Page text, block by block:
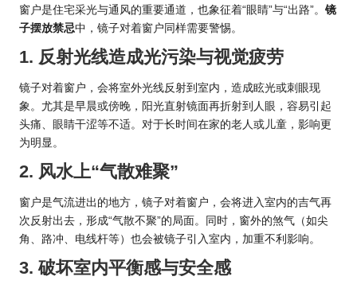
窗户是住宅采光与通风的重要通道，也象征着“眼睛”与“出路”。 镜
子摆放禁忌中，镜子对着窗户同样需要警惕。
1. 反射光线造成光污染与视觉疲劳
镜子对着窗户，会将室外光线反射到室内，造成眩光或刺眼现
象。尤其是早晨或傍晚，阳光直射镜面再折射到人眼，容易引起
头痛、眼睛干涩等不适。对于长时间在家的老人或儿童，影响更
为明显。
2. 风水上“气散难聚”
窗户是气流进出的地方，镜子对着窗户，会将进入室内的吉气再
次反射出去，形成“气散不聚”的局面。同时，窗外的煞气（如尖
角、路冲、电线杆等）也会被镜子引入室内，加重不利影响。
3. 破坏室内平衡感与安全感